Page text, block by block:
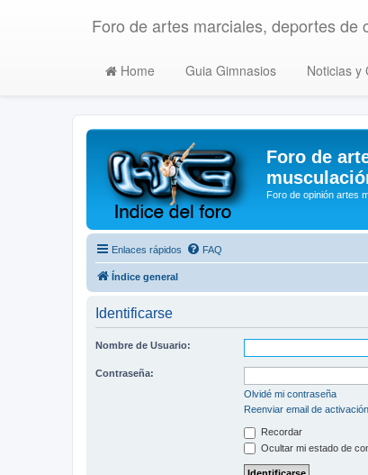
Foro de artes marciales, deportes de
Home Guia Gimnasios Noticias y
Foro de
Foro de opinión artes
Enlaces rápidos FAQ
Índice general
Identificarse
Nombre de Usuario:
Contraseña:
Olvidé mi contraseña
Reenviar email de activación
Recordar
Ocultar mi estado de